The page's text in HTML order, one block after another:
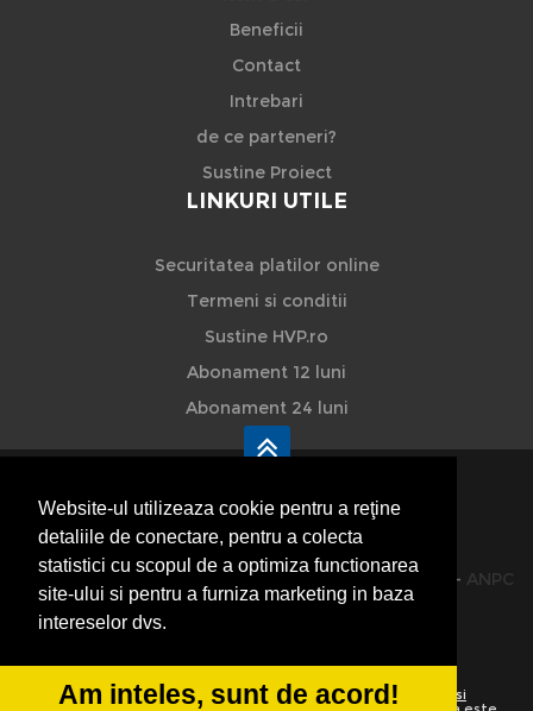
Website-ul utilizeaza cookie pentru a reţine
detaliile de conectare, pentru a colecta
statistici cu scopul de a optimiza functionarea
site-ului si pentru a furniza marketing in baza
intereselor dvs.
Am inteles, sunt de acord!
Beneficii
Contact
Intrebari
de ce parteneri?
Sustine Proiect
LINKURI UTILE
Securitatea platilor online
Termeni si conditii
Sustine HVP.ro
Abonament 12 luni
Abonament 24 luni
HVP - Hoteluri Vile Pensiuni
© 2014-2026 Powered byVilonMedia&TekaBility - ANPC
SOL
Utilizand acest site inseamna ca sunteti de acord cu Termenii si